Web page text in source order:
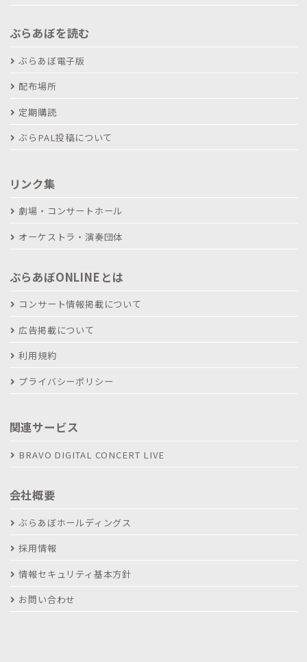
ぶらあぼを読む
ぶらあぼ電子版
配布場所
定期購読
ぶらPAL投稿について
リンク集
劇場・コンサートホール
オーケストラ・演奏団体
ぶらあぼONLINEとは
コンサート情報掲載について
広告掲載について
利用規約
プライバシーポリシー
関連サービス
BRAVO DIGITAL CONCERT LIVE
会社概要
ぶらあぼホールディングス
採用情報
情報セキュリティ基本方針
お問い合わせ